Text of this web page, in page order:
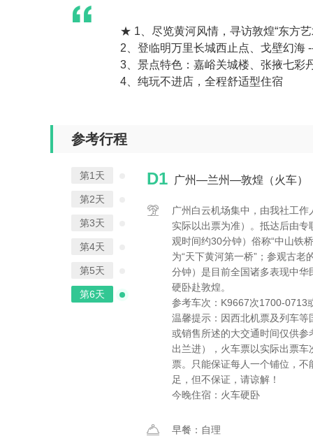
★ 1、尽览黄河风情，寻访敦煌“东方艺
2、登临明万里长城西止点、戈壁幻海
3、景点特色：嘉峪关城楼、张掖七彩
4、纯玩不进店，全程舒适型住宿
参考行程
第1天
第2天
第3天
第4天
第5天
第6天
D1 广州—兰州—敦煌（火车）
广州白云机场集中，由我社工
实际以出票为准）。抵达后由
观时间约30分钟）俗称“中山铁
为“天下黄河第一桥”；参观古
分钟）是目前全国诸多表现中
硬卧赴敦煌。
参考车次：K9667次1700-0713
温馨提示：因西北机票及列车
或销售所述的大交通时间仅供
出兰进），火车票以实际出票
票。只能保证每人一个铺位，
足，但不保证，请谅解！
今晚住宿：火车硬卧
早餐：自理